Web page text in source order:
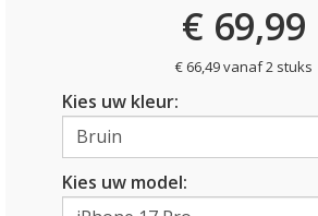
€ 69,99
€ 66,49 vanaf 2 stuks
Kies uw kleur:
Kies uw model: